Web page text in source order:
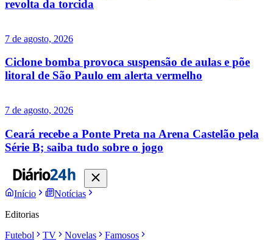
revolta da torcida
7 de agosto, 2026
Ciclone bomba provoca suspensão de aulas e põe
litoral de São Paulo em alerta vermelho
7 de agosto, 2026
Ceará recebe a Ponte Preta na Arena Castelão pela
Série B; saiba tudo sobre o jogo
Início
Notícias
Editorias
Futebol
TV Novelas Famosos